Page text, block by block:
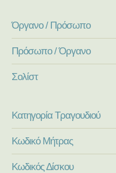
Όργανο / Πρόσωπο
Πρόσωπο / Όργανο
Σολίστ
Κατηγορία Τραγουδιού
Κωδικό Μήτρας
Κωδικός Δίσκου